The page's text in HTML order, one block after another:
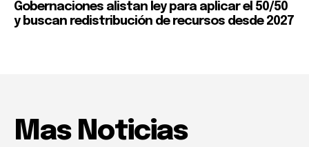
Gobernaciones alistan ley para aplicar el 50/50
y buscan redistribución de recursos desde 2027
Mas Noticias